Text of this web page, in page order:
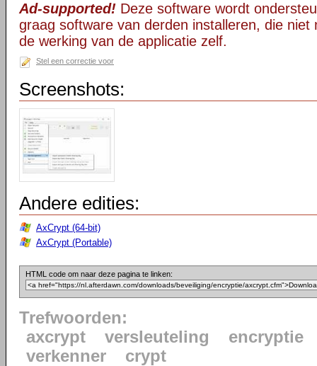
Ad-supported! Deze software wordt
graag software van derden installeren, die niet
de werking van de applicatie zelf.
Stel een correctie voor
Screenshots:
Andere edities:
AxCrypt (64-bit)
AxCrypt (Portable)
HTML code om naar deze pagina te linken:
Trefwoorden:
axcrypt
versleuteling
encryptie
verkenner
crypt